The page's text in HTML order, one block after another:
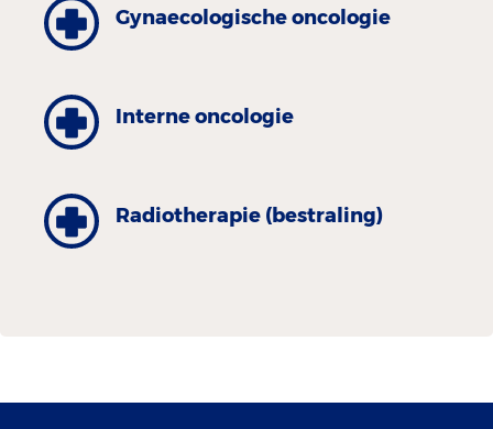
Gynaecologische oncologie
Interne oncologie
Radiotherapie (bestraling)